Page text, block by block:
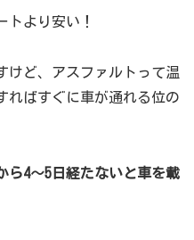
トより安い！
けど、アスファルトって温
ればすぐに車が通れる位の
ら4～5日経たないと車を載